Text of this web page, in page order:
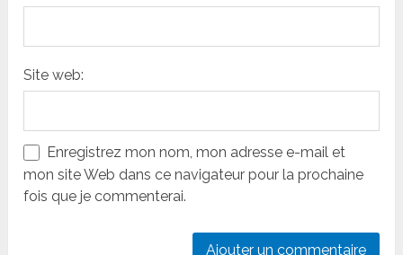
Site web:
Enregistrez mon nom, mon adresse e-mail et
mon site Web dans ce navigateur pour la prochaine
fois que je commenterai.